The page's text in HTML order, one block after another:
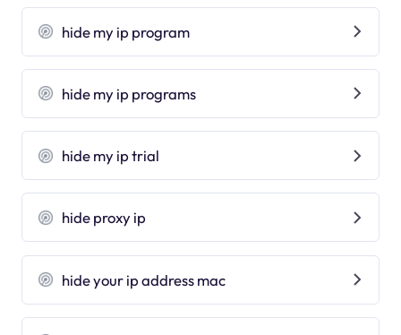
hide my ip program
hide my ip programs
hide my ip trial
hide proxy ip
hide your ip address mac